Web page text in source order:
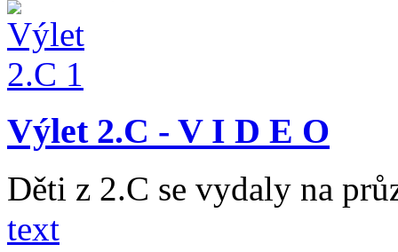
Výlet 2.C - V I D E O
Děti z 2.C se vydaly na
text